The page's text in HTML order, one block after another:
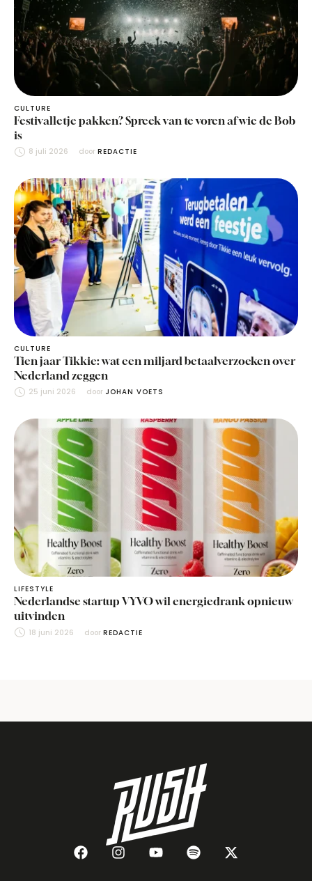
CULTURE
Festivalletje pakken? Spreek van te voren af wie de Bob
is
8 juli 2026 door REDACTIE
CULTURE
Tien jaar Tikkie: wat een miljard betaalverzoeken over
Nederland zeggen
25 juni 2026 door JOHAN VOETS
LIFESTYLE
Nederlandse startup VYVO wil energiedrank opnieuw
uitvinden
18 juni 2026 door REDACTIE